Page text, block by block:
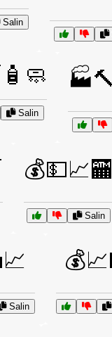
Salin
Salin
💰💵📈🏧
Salin
Salin